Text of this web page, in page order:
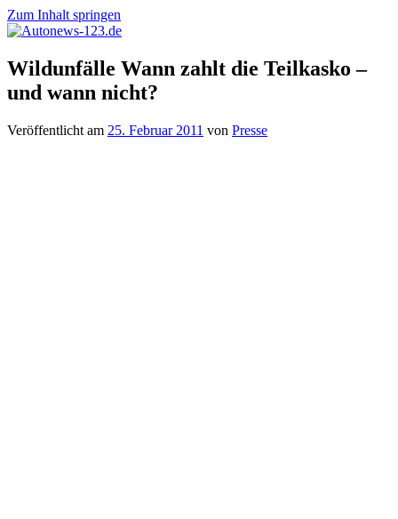
Zum Inhalt springen
Autonews-
123.de
Autonews
mit
Charme
Wildunfälle Wann zahlt die Teilkasko –
und wann nicht?
Veröffentlicht am 25. Februar 2011 von Presse